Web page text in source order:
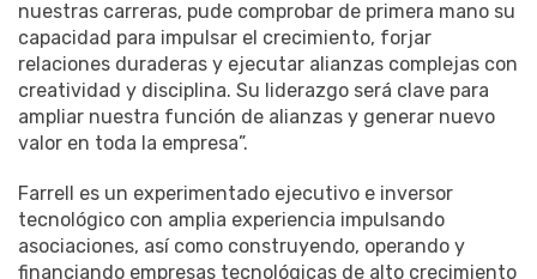
nuestras carreras, pude comprobar de primera mano su
capacidad para impulsar el crecimiento, forjar
relaciones duraderas y ejecutar alianzas complejas con
creatividad y disciplina. Su liderazgo será clave para
ampliar nuestra función de alianzas y generar nuevo
valor en toda la empresa”.
Farrell es un experimentado ejecutivo e inversor
tecnológico con amplia experiencia impulsando
asociaciones, así como construyendo, operando y
financiando empresas tecnológicas de alto crecimiento